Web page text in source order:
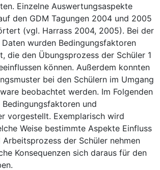
Einzelne Auswertungsaspekte
den GDM Tagungen 2004 und 2005
(vgl. Harrass 2004, 2005). Bei der
wurden Bedingungsfaktoren
die den Übungsprozess der Schüler 1
können. Außerdem konnten
bei den Schülern im Umgang
beobachtet werden. Im Folgenden
und
vorgestellt. Exemplarisch wird
Weise bestimmte Aspekte Einfluss
der Schüler nehmen
Konsequenzen sich daraus für den